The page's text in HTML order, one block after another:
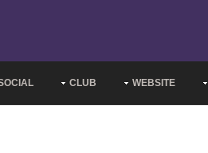
CLUB WEBSITE